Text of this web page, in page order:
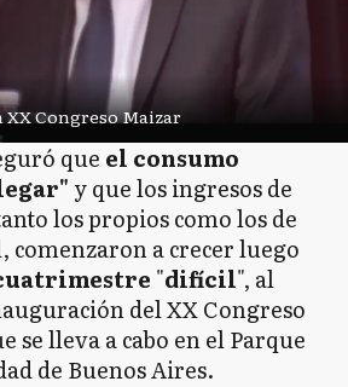
Congreso Maizar
que el consumo
y que los ingresos de
los propios como los de
comenzaron a crecer luego
"difícil", al
del XX Congreso
se lleva a cabo en el Parque
de Buenos Aires.